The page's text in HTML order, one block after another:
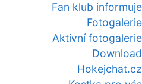
Fan klub informuje
Fotogalerie
Aktivní fotogalerie
Download
Hokejchat.cz